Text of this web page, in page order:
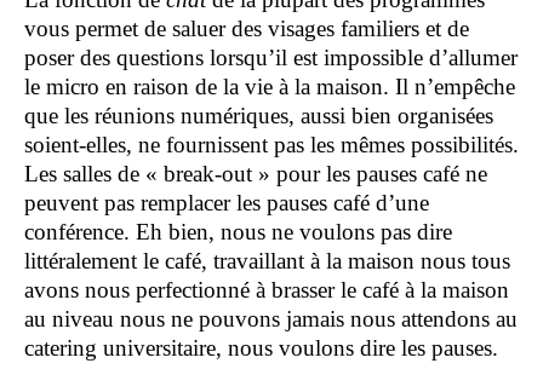
vous permet de saluer des visages familiers et de
poser des questions lorsqu’il est impossible d’allumer
le micro en raison de la vie à la maison. Il n’empêche
que les réunions numériques, aussi bien organisées
soient-elles, ne fournissent pas les mêmes possibilités.
Les salles de « break-out » pour les pauses café ne
peuvent pas remplacer les pauses café d’une
conférence. Eh bien, nous ne voulons pas dire
littéralement le café, travaillant à la maison nous tous
avons nous perfectionné à brasser le café à la maison
au niveau nous ne pouvons jamais nous attendons au
catering universitaire, nous voulons dire les pauses.